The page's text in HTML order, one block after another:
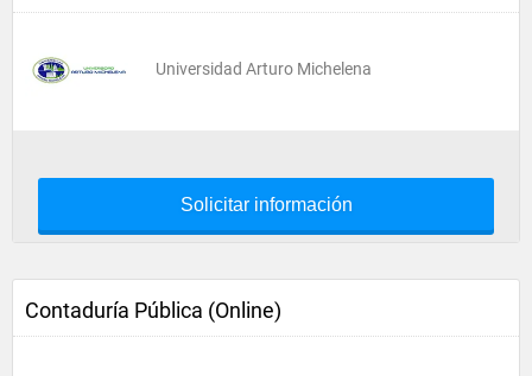
Universidad Arturo Michelena
Solicitar información
Contaduría Pública (Online)